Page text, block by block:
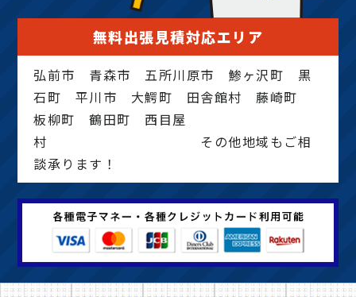
無料出張見積対応エリア
弘前市 青森市 五所川原市 鯵ヶ沢町 黒
石町 平川市 大鰐町 田舎館村 藤崎町
板柳町 鶴田町 西目屋
村 その他地域もご相
談承ります！